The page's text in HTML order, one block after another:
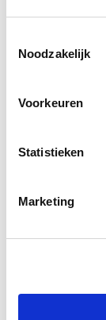
Noodzakelijk
Voorkeuren
Statistieken
Marketing
In de